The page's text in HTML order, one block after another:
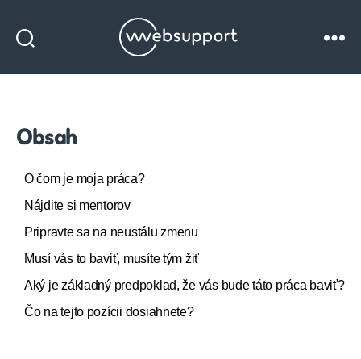
Websupport
Obsah
O čom je moja práca?
Nájdite si mentorov
Pripravte sa na neustálu zmenu
Musí vás to baviť, musíte tým žiť
Aký je základný predpoklad, že vás bude táto práca baviť?
Čo na tejto pozícii dosiahnete?